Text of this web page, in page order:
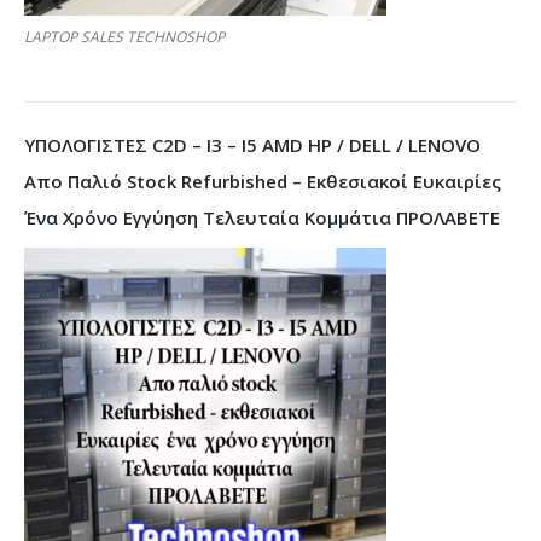
LAPTOP SALES TECHNOSHOP
ΥΠΟΛΟΓΙΣΤΕΣ C2D – I3 – I5 AMD HP / DELL / LENOVO
Απο Παλιό Stock Refurbished – Εκθεσιακοί Ευκαιρίες
Ένα Χρόνο Εγγύηση Τελευταία Κομμάτια ΠΡΟΛΑΒΕΤΕ